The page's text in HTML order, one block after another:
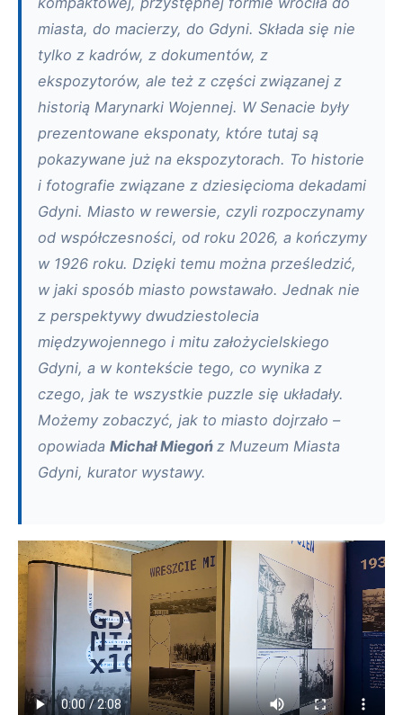
miasta, do macierzy, do Gdyni. Składa się nie
tylko z kadrów, z dokumentów, z
ekspozytorów, ale też z części związanej z
historią Marynarki Wojennej. W Senacie były
prezentowane eksponaty, które tutaj są
pokazywane już na ekspozytorach. To historie
i fotografie związane z dziesięcioma dekadami
Gdyni. Miasto w rewersie, czyli rozpoczynamy
od współczesności, od roku 2026, a kończymy
w 1926 roku. Dzięki temu można prześledzić,
w jaki sposób miasto powstawało. Jednak nie
z perspektywy dwudziestolecia
międzywojennego i mitu założycielskiego
Gdyni, a w kontekście tego, co wynika z
czego, jak te wszystkie puzzle się układały.
Możemy zobaczyć, jak to miasto dojrzało –
opowiada Michał Miegoń z Muzeum Miasta
Gdyni, kurator wystawy.